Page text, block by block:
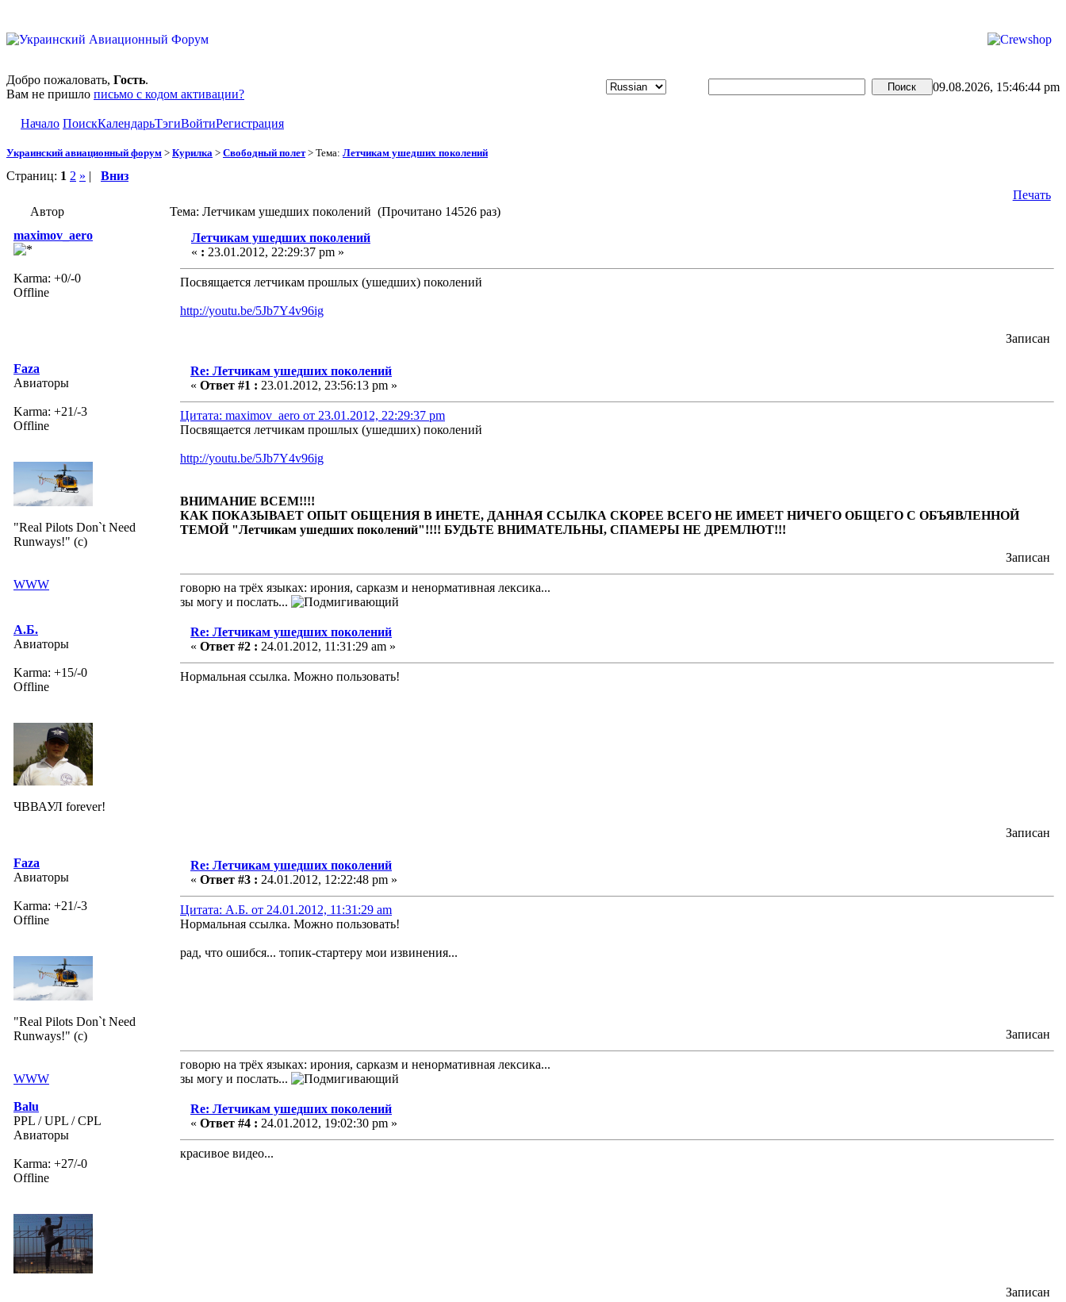
Добро пожаловать, Гость.
Вам не пришло письмо с кодом активации?
09.08.2026, 15:46:44 pm
Начало ПоискКалендарьТэгиВойтиРегистрация
Украинский авиационный форум > Курилка > Свободный полет> Тема: Летчикам ушедших поколений
Страниц: 1 2 » | Вниз
Печать
Автор
Тема: Летчикам ушедших поколений (Прочитано 14526 раз)
maximov_aero
Karma: +0/-0
Offline
Летчикам ушедших поколений
« : 23.01.2012, 22:29:37 pm »
Посвящается летчикам прошлых (ушедших) поколений
http://youtu.be/5Jb7Y4v96ig
Записан
Faza
Авиаторы
Karma: +21/-3
Offline
"Real Pilots Don`t Need
Runways!" (c)
WWW
Re: Летчикам ушедших поколений
« Ответ #1 : 23.01.2012, 23:56:13 pm »
Цитата: maximov_aero от 23.01.2012, 22:29:37 pm
Посвящается летчикам прошлых (ушедших) поколений
http://youtu.be/5Jb7Y4v96ig
ВНИМАНИЕ ВСЕМ!!!!
КАК ПОКАЗЫВАЕТ ОПЫТ ОБЩЕНИЯ В ИНЕТЕ, ДАННАЯ ССЫЛКА СКОРЕЕ ВСЕГО НЕ ИМЕЕТ НИЧЕГО ОБЩЕГО С ОБЪЯВЛЕННОЙ
ТЕМОЙ "Летчикам ушедших поколений"!!!! БУДЬТЕ ВНИМАТЕЛЬНЫ, СПАМЕРЫ НЕ ДРЕМЛЮТ!!!
Записан
говорю на трёх языках: ирония, сарказм и ненормативная лексика...
зы могу и послать...
А.Б.
Авиаторы
Karma: +15/-0
Offline
ЧВВАУЛ forever!
Re: Летчикам ушедших поколений
« Ответ #2 : 24.01.2012, 11:31:29 am »
Нормальная ссылка. Можно пользовать!
Записан
Faza
Авиаторы
Karma: +21/-3
Offline
"Real Pilots Don`t Need
Runways!" (c)
WWW
Re: Летчикам ушедших поколений
« Ответ #3 : 24.01.2012, 12:22:48 pm »
Цитата: А.Б. от 24.01.2012, 11:31:29 am
Нормальная ссылка. Можно пользовать!
рад, что ошибся... топик-стартеру мои извинения...
Записан
говорю на трёх языках: ирония, сарказм и ненормативная лексика...
зы могу и послать...
Balu
PPL / UPL / CPL
Авиаторы
Karma: +27/-0
Offline
Re: Летчикам ушедших поколений
« Ответ #4 : 24.01.2012, 19:02:30 pm »
красивое видео...
Записан